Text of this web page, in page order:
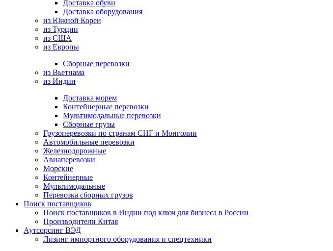
Доставка обуви
Доставка оборудования
из Южной Кореи
из Турции
из США
из Европы
Сборные перевозки
из Вьетнама
из Индии
Доставка морем
Контейнерные перевозки
Мультимодальные перевозки
Сборные грузы
Грузоперевозки по странам СНГ и Монголии
Автомобильные перевозки
Железнодорожные
Авиаперевозки
Морские
Контейнерные
Мультимодальные
Перевозка сборных грузов
Поиск поставщиков
Поиск поставщиков в Индии под ключ для бизнеса в России
Производители Китая
Аутсорсинг ВЭД
Лизинг импортного оборудования и спецтехники